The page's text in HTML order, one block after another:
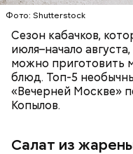
Фото: Shutterstock
Сезон кабачков,
июля–начало
можно приготовить
блюд. Топ-5
«Вечерней Москве»
Копылов.
Салат из
Вред дыни